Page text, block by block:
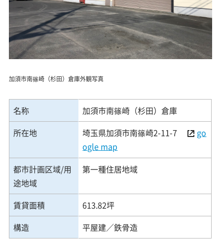
加須市南篠崎（杉田）倉庫外観写真
名称
加須市南篠崎（杉田）倉庫
所在地
埼玉県加須市南篠崎2-11-7
go
ogle map
都市計画区域/用
途地域
第一種住居地域
賃貸面積
613.82坪
構造
平屋建／鉄骨造